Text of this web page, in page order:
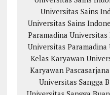
Universitas Sains
Universitas Sains
Paramadina Universitas
Universitas Paramadina
Kelas Karyawan
Karyawan
Universitas Sangga